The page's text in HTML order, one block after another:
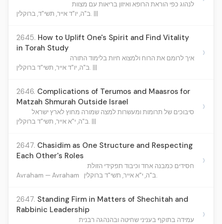
לנהוג כפי הוראת הרופא ואיזון בריאות עם מצוות
ב"ה, יו"ד אייר, תשי"ד, ברוקלין. |||
2645. How to Uplift One's Spirit and Find Vitality
in Torah Study
איך לרומם את הרוח ולמצוא חיות בלימוד התורה
ב"ה, יו"ד אייר, תשי"ד ברוקלין. |||
›
2646. Complications of Terumos and Maasros for
Matzah Shmurah Outside Israel
סיבוכים של תרומות ומעשרות למצה שמורה מחוץ לארץ ישראל
ב"ה, י"א אייר, תשי"ד ברוקלין. |||
›
2647. Chasidim as One Structure and Respecting
Each Other's Roles
חסידים כמבנה אחד וכיבוד תפקידי הזולת
Avraham — Avraham
ב"ה, י"א אייר, תשי"ד ברוקלין.
›
2647. Standing Firm in Matters of Shechitah and
Rabbinic Leadership
עמידה בתוקף בעניני שחיטה ובהנהגה רבנית
›